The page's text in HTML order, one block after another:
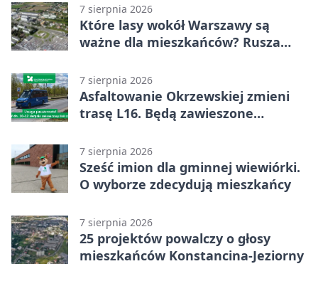
7 sierpnia 2026
Które lasy wokół Warszawy są
ważne dla mieszkańców? Rusza
7 sierpnia 2026
Asfaltowanie Okrzewskiej zmieni
trasę L16. Będą zawieszone
7 sierpnia 2026
Sześć imion dla gminnej wiewiórki.
O wyborze zdecydują mieszkańcy
7 sierpnia 2026
25 projektów powalczy o głosy
mieszkańców Konstancina-Jeziorny